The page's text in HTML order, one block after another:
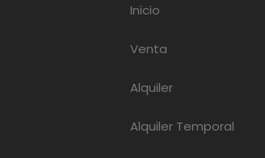
Inicio
Venta
Alquiler
Alquiler Temporal